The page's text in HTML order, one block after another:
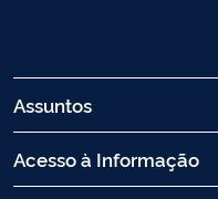
Assuntos
Acesso à Informação